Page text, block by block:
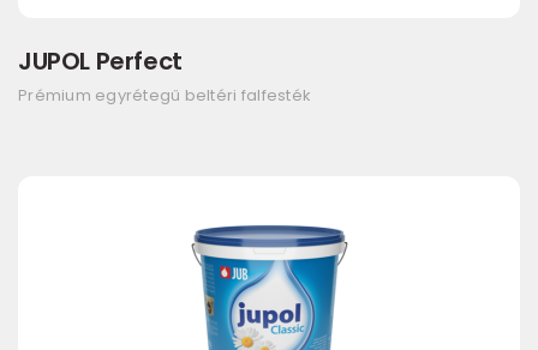
JUPOL Perfect
Prémium egyrétegű beltéri falfesték